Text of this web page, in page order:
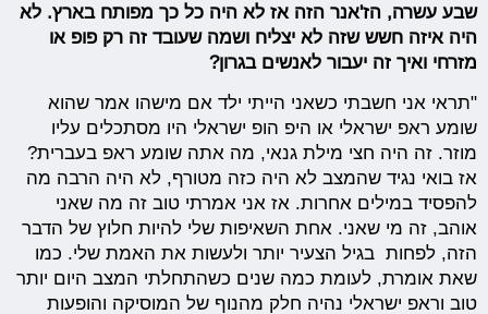
שבע עשרה, הז'אנר הזה אז לא היה כל כך מפותח בארץ. לא
היה איזה חשש שזה לא יצליח ושמה שעובד זה רק פופ או
מזרחי ואיך זה יעבור לאנשים בגרון?
"תראי אני חשבתי כשאני הייתי ילד אם מישהו אמר שהוא
שומע ראפ ישראלי או היפ הופ ישראלי היו מסתכלים עליו
מוזר. זה היה חצי מילת גנאי, מה אתה שומע ראפ בעברית?
אז בואי נגיד שהמצב לא היה כזה מטורף, לא היה הרבה מה
להפסיד במילים אחרות. אז אני אמרתי טוב זה מה שאני
אוהב, זה מי שאני. אחת השאיפות שלי להיות חלוץ של הדבר
הזה, לפחות בגיל הצעיר יותר ולעשות את האמת שלי. כמו
שאת אומרת, לעומת כמה שנים כשהתחלתי המצב היום יותר
טוב וראפ ישראלי נהיה חלק מהנוף של המוסיקה והופעות